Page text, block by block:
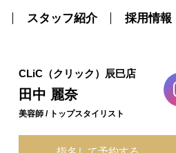
スタッフ紹介 採用情報
CLiC（クリック）辰巳店
田中 麗奈
美容師 / トップスタイリスト